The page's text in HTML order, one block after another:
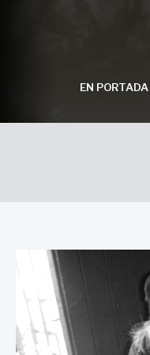
EN PORTADA